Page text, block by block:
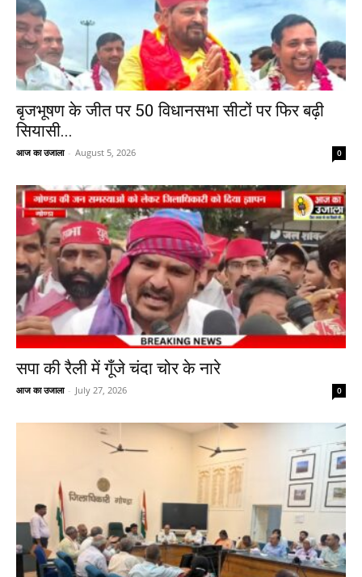
बृजभूषण के जीत पर 50 विधानसभा सीटों पर फिर बढ़ी
सियासी...
आज का उजाला - August 5, 2026 0
सपा की रैली में गूँजे चंदा चोर के नारे
आज का उजाला - July 27, 2026 0